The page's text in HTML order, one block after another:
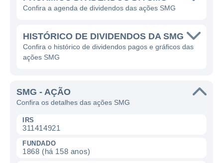
Confira a agenda de dividendos das ações SMG
HISTÓRICO DE DIVIDENDOS DA SMG
Confira o histórico de dividendos pagos e gráficos das
ações SMG
SMG - AÇÃO
Confira os detalhes das ações SMG
IRS
311414921
FUNDADO
1868 (há 158 anos)